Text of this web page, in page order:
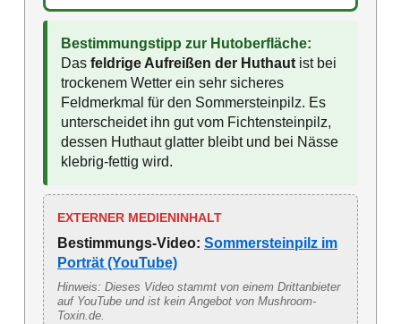
Bestimmungstipp zur Hutoberfläche:
Das feldrige Aufreißen der Huthaut ist bei
trockenem Wetter ein sehr sicheres
Feldmerkmal für den Sommersteinpilz. Es
unterscheidet ihn gut vom Fichtensteinpilz,
dessen Huthaut glatter bleibt und bei Nässe
klebrig-fettig wird.
EXTERNER MEDIENINHALT
Bestimmungs-Video: Sommersteinpilz im
Porträt (YouTube)
Hinweis: Dieses Video stammt von einem Drittanbieter
auf YouTube und ist kein Angebot von Mushroom-
Toxin.de.